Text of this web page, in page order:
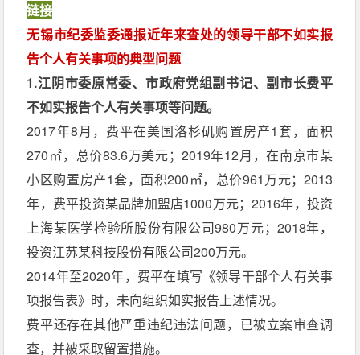
链接
无锡市纪委监委通报近年来查处的领导干部不如实报
告个人有关事项的典型问题
1.江阴市委原常委、市政府党组副书记、副市长费平
不如实报告个人有关事项等问题。
2017年8月，费平在美国洛杉矶购置房产1套，面积
270㎡，总价83.6万美元；2019年12月，在南京市某
小区购置房产1套，面积200㎡，总价961万元；2013
年，费平投资某品牌加盟店1000万元；2016年，投资
上海某医学检验所股份有限公司980万元；2018年，
投资江苏某科技股份有限公司200万元。
2014年至2020年，费平在填写《领导干部个人有关事
项报告表》时，未向组织如实报告上述情况。
费平还存在其他严重违纪违法问题，已被立案审查调
查，并被采取留置措施。